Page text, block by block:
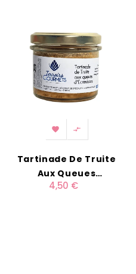
 
Tartinade De Truite
Aux Queues
D'écrevisses 90g
4,50 €